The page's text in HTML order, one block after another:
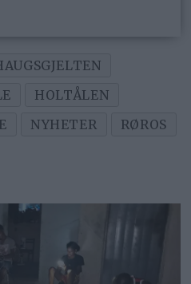
HOLTÅLEN
NYHETER RØROS